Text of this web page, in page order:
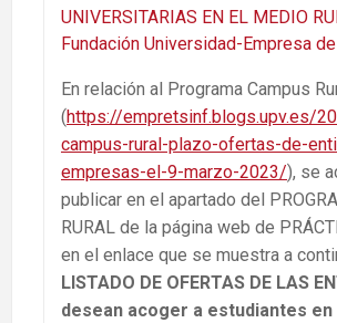
En relación al Programa Campus
(https://empretsinf.blogs.upv.es/
campus-rural-plazo-ofertas-de-
empresas-el-9-marzo-2023/), se
publicar en el apartado del
RURAL de la página web de
en el enlace que se muestra a
LISTADO DE OFERTAS DE LAS
desean acoger a estudiantes